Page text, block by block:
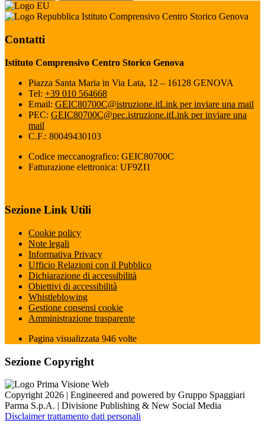
Istituto Comprensivo Centro Storico Genova
Contatti
Istituto Comprensivo Centro Storico Genova
Piazza Santa Maria in Via Lata, 12 – 16128 GENOVA
Tel: +39 010 564668
Email: GEIC80700C@istruzione.itLink per inviare una mail
PEC: GEIC80700C@pec.istruzione.itLink per inviare una
mail
C.F.: 80049430103
Codice meccanografico: GEIC80700C
Fatturazione elettronica: UF9ZI1
Sezione Link Utili
Cookie policy
Note legali
Informativa Privacy
Ufficio Relazioni con il Pubblico
Dichiarazione di accessibilità
Obiettivi di accessibilità
Whistleblowing
Gestione consensi cookie
Amministrazione trasparente
Pagina visualizzata 946 volte
Sezione Copyright
Copyright 2026 | Engineered and powered by Gruppo Spaggiari
Parma S.p.A. | Divisione Publishing & New Social Media
Disclaimer trattamento dati personali